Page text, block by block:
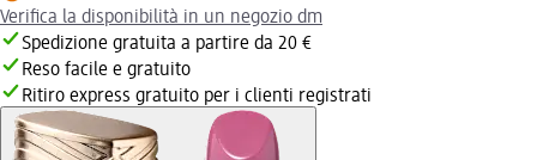
Verifica la disponibilità in un negozio dm
Spedizione gratuita a partire da 20 €
Reso facile e gratuito
Ritiro express gratuito per i clienti registrati